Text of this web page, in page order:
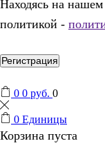
Находясь на
политикой -
Регистрация
0 0 руб. 0
0 Единицы
Корзина пуста